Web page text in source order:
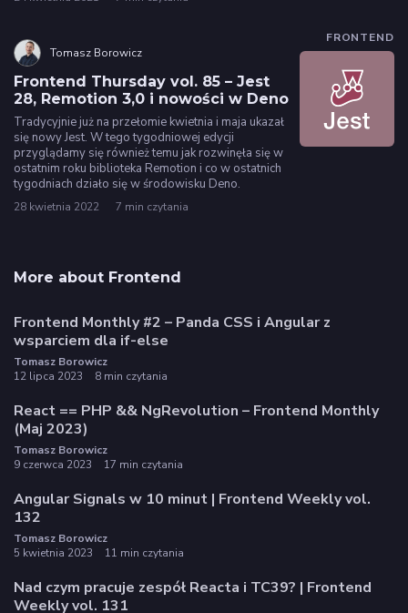
FRONTEND
Tomasz Borowicz
Frontend Thursday vol. 85 – Jest
28, Remotion 3,0 i nowości w Deno
Tradycyjnie już na przełomie kwietnia i maja ukazał
się nowy Jest. W tego tygodniowej edycji
przyglądamy się również temu jak rozwinęła się w
ostatnim roku biblioteka Remotion i co w ostatnich
tygodniach działo się w środowisku Deno.
28 kwietnia 2022 7 min czytania
More about Frontend
Frontend Monthly #2 – Panda CSS i Angular z
wsparciem dla if-else
Tomasz Borowicz
12 lipca 2023
8 min czytania
React == PHP && NgRevolution – Frontend Monthly
(Maj 2023)
Tomasz Borowicz
9 czerwca 2023
17 min czytania
Angular Signals w 10 minut | Frontend Weekly vol.
132
Tomasz Borowicz
5 kwietnia 2023
11 min czytania
Nad czym pracuje zespół Reacta i TC39? | Frontend
Weekly vol. 131